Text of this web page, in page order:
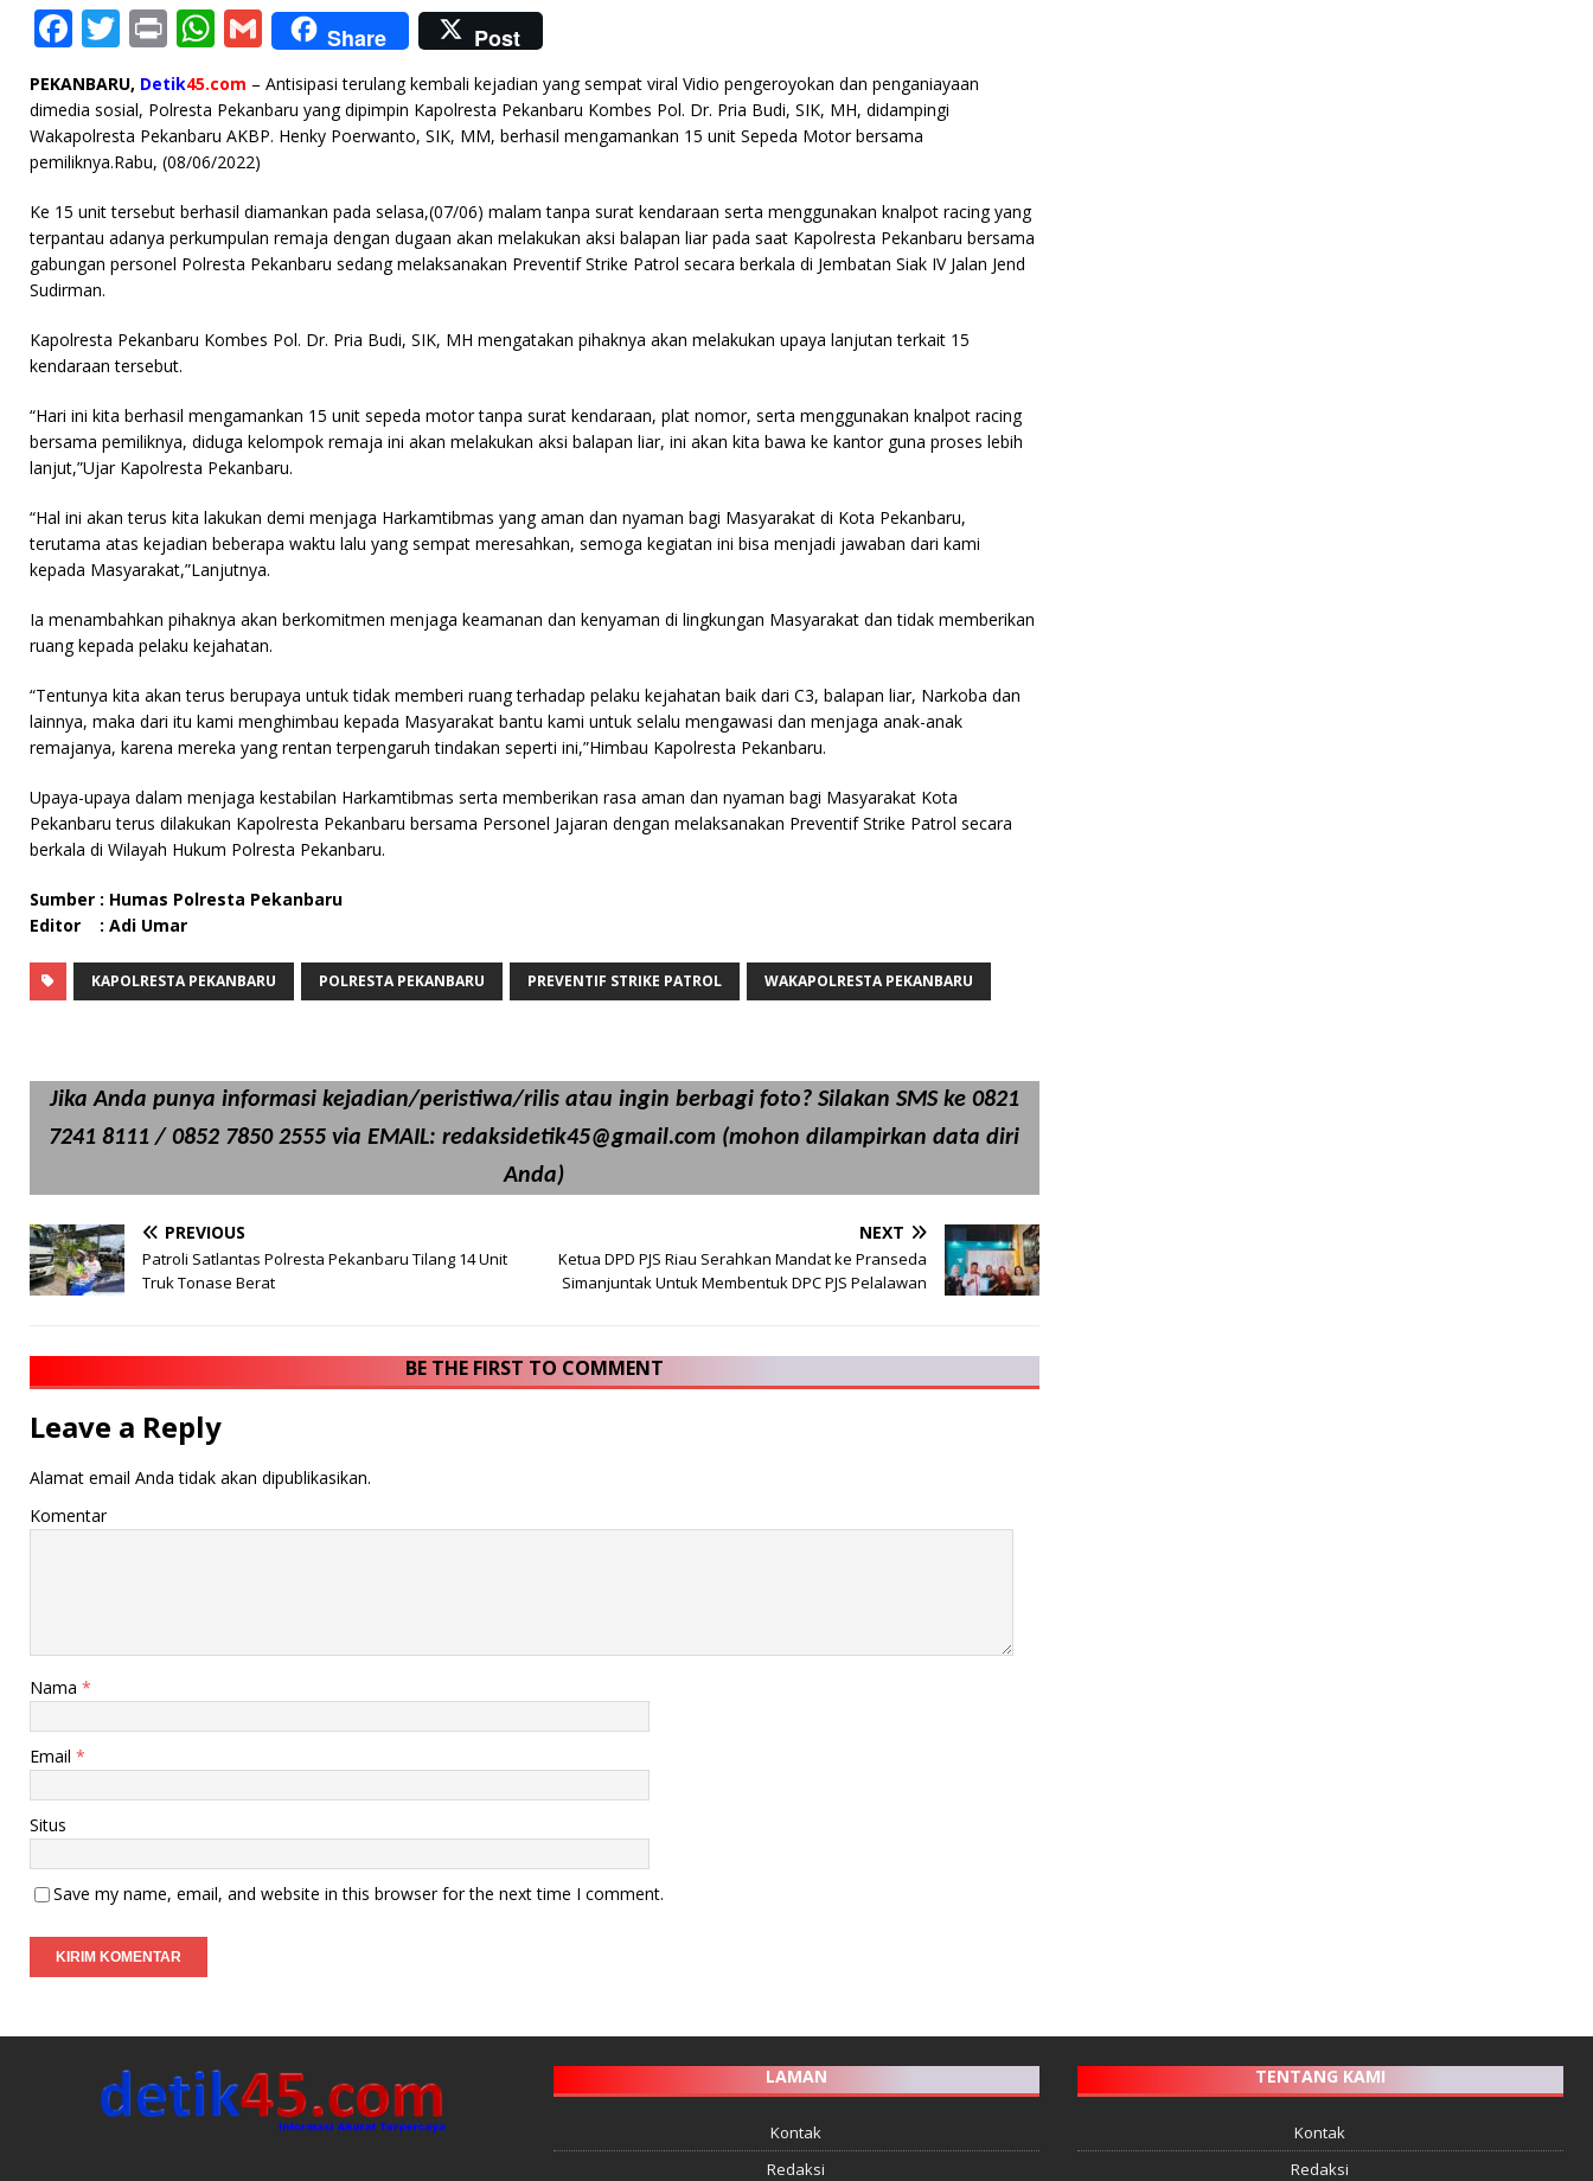
F
a
c
e
b
o
o
k
T
w
it
te
r
P
ri
n
t
W
at
s
A
p
p
G
m
ai
l
Share Post
PEKANBARU, Detik45.com – Antisipasi terulang kembali kejadian yang sempat viral Vidio pengeroyokan dan penganiayaan
dimedia sosial, Polresta Pekanbaru yang dipimpin Kapolresta Pekanbaru Kombes Pol. Dr. Pria Budi, SIK, MH, didampingi
Wakapolresta Pekanbaru AKBP. Henky Poerwanto, SIK, MM, berhasil mengamankan 15 unit Sepeda Motor bersama
pemiliknya.Rabu, (08/06/2022)
Ke 15 unit tersebut berhasil diamankan pada selasa,(07/06) malam tanpa surat kendaraan serta menggunakan knalpot racing yang
terpantau adanya perkumpulan remaja dengan dugaan akan melakukan aksi balapan liar pada saat Kapolresta Pekanbaru bersama
gabungan personel Polresta Pekanbaru sedang melaksanakan Preventif Strike Patrol secara berkala di Jembatan Siak IV Jalan Jend
Sudirman.
Kapolresta Pekanbaru Kombes Pol. Dr. Pria Budi, SIK, MH mengatakan pihaknya akan melakukan upaya lanjutan terkait 15
kendaraan tersebut.
“Hari ini kita berhasil mengamankan 15 unit sepeda motor tanpa surat kendaraan, plat nomor, serta menggunakan knalpot racing
bersama pemiliknya, diduga kelompok remaja ini akan melakukan aksi balapan liar, ini akan kita bawa ke kantor guna proses lebih
lanjut,”Ujar Kapolresta Pekanbaru.
“Hal ini akan terus kita lakukan demi menjaga Harkamtibmas yang aman dan nyaman bagi Masyarakat di Kota Pekanbaru,
terutama atas kejadian beberapa waktu lalu yang sempat meresahkan, semoga kegiatan ini bisa menjadi jawaban dari kami
kepada Masyarakat,”Lanjutnya.
Ia menambahkan pihaknya akan berkomitmen menjaga keamanan dan kenyaman di lingkungan Masyarakat dan tidak memberikan
ruang kepada pelaku kejahatan.
“Tentunya kita akan terus berupaya untuk tidak memberi ruang terhadap pelaku kejahatan baik dari C3, balapan liar, Narkoba dan
lainnya, maka dari itu kami menghimbau kepada Masyarakat bantu kami untuk selalu mengawasi dan menjaga anak-anak
remajanya, karena mereka yang rentan terpengaruh tindakan seperti ini,”Himbau Kapolresta Pekanbaru.
Upaya-upaya dalam menjaga kestabilan Harkamtibmas serta memberikan rasa aman dan nyaman bagi Masyarakat Kota
Pekanbaru terus dilakukan Kapolresta Pekanbaru bersama Personel Jajaran dengan melaksanakan Preventif Strike Patrol secara
berkala di Wilayah Hukum Polresta Pekanbaru.
Sumber : Humas Polresta Pekanbaru
Editor : Adi Umar
KAPOLRESTA PEKANBARU POLRESTA PEKANBARU PREVENTIF STRIKE PATROL WAKAPOLRESTA PEKANBARU
Jika Anda punya informasi kejadian/peristiwa/rilis atau ingin berbagi foto? Silakan SMS ke 0821
7241 8111 / 0852 7850 2555 via EMAIL: redaksidetik45@gmail.com (mohon dilampirkan data diri
Anda)
PREVIOUS
Patroli Satlantas Polresta Pekanbaru Tilang 14 Unit
Truk Tonase Berat
NEXT
Ketua DPD PJS Riau Serahkan Mandat ke Pranseda
Simanjuntak Untuk Membentuk DPC PJS Pelalawan
BE THE FIRST TO COMMENT
Leave a Reply
Alamat email Anda tidak akan dipublikasikan.
Komentar
Nama *
Email *
Situs
Save my name, email, and website in this browser for the next time I comment.
LAMAN
Kontak
Redaksi
TENTANG KAMI
Kontak
Redaksi